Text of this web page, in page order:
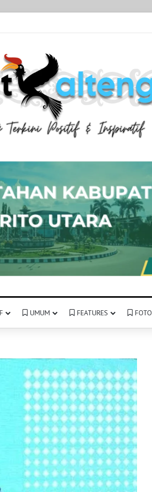
UMUM FEATURES FOTO